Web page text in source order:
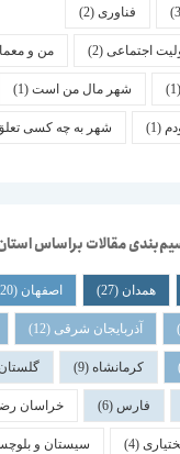
فناوری (2)
(2) من و معماری (1)
شهر مال من است(1)
شهر به چه کسی تعلق دارد(1)
مقالات براساس استان
اصفهان (20)
شرقی(12) سمنان
(9) گلستان (9)
خراسان رضوی(5)
سیستان و بلوچستان(4)